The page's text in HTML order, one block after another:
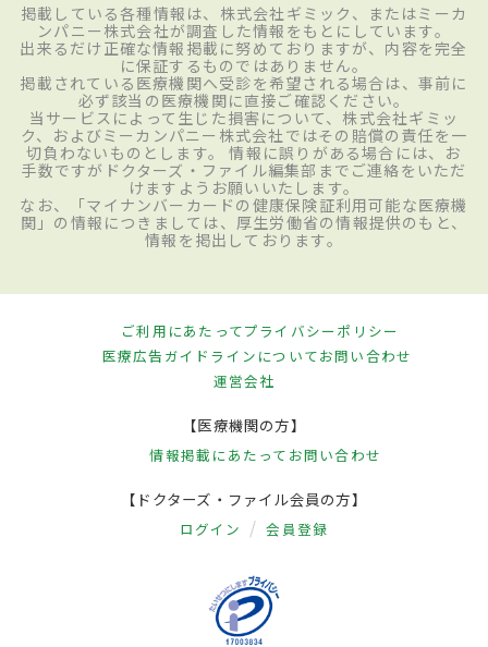
掲載している各種情報は、株式会社ギミック、またはミーカ
ンパニー株式会社が調査した情報をもとにしています。
出来るだけ正確な情報掲載に努めておりますが、内容を完全
に保証するものではありません。
掲載されている医療機関へ受診を希望される場合は、事前に
必ず該当の医療機関に直接ご確認ください。
当サービスによって生じた損害について、株式会社ギミッ
ク、およびミーカンパニー株式会社ではその賠償の責任を一
切負わないものとします。 情報に誤りがある場合には、お
手数ですがドクターズ・ファイル編集部までご連絡をいただ
けますようお願いいたします。
なお、「マイナンバーカードの健康保険証利用可能な医療機
関」の情報につきましては、厚生労働省の情報提供のもと、
情報を掲出しております。
ご利用にあたってプライバシーポリシー
医療広告ガイドラインについてお問い合わせ
運営会社
【医療機関の方】
情報掲載にあたって お問い合わせ
【ドクターズ・ファイル会員の方】
ログイン 会員登録